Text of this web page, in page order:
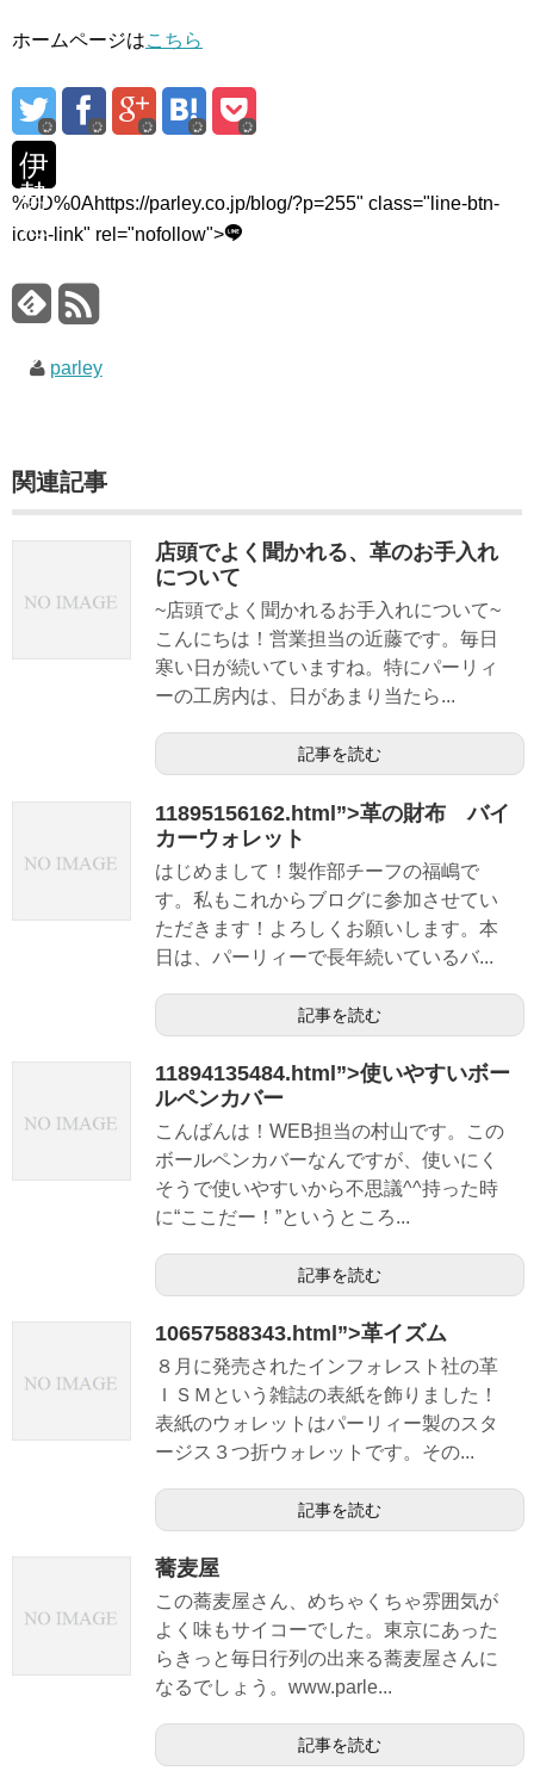
ホームページはこちら
伊
勢
海
ツ
ー
リ
ン
%0D%0Ahttps://parley.co.jp/blog/?p=255" class="line-btn-
icon-link" rel="nofollow">
parley
関連記事
店頭でよく聞かれる、革のお手入れ
について
~店頭でよく聞かれるお手入れについて~
こんにちは！営業担当の近藤です。毎日
寒い日が続いていますね。特にパーリィ
ーの工房内は、日があまり当たら...
記事を読む
11895156162.html”>革の財布 バイ
カーウォレット
はじめまして！製作部チーフの福嶋で
す。私もこれからブログに参加させてい
ただきます！よろしくお願いします。本
日は、パーリィーで長年続いているバ...
記事を読む
11894135484.html”>使いやすいボー
ルペンカバー
こんばんは！WEB担当の村山です。この
ボールペンカバーなんですが、使いにく
そうで使いやすいから不思議^^持った時
に“ここだー！”というところ...
記事を読む
10657588343.html”>革イズム
８月に発売されたインフォレスト社の革
ＩＳＭという雑誌の表紙を飾りました！
表紙のウォレットはパーリィー製のスタ
ージス３つ折ウォレットです。その...
記事を読む
蕎麦屋
この蕎麦屋さん、めちゃくちゃ雰囲気が
よく味もサイコーでした。東京にあった
らきっと毎日行列の出来る蕎麦屋さんに
なるでしょう。www.parle...
記事を読む